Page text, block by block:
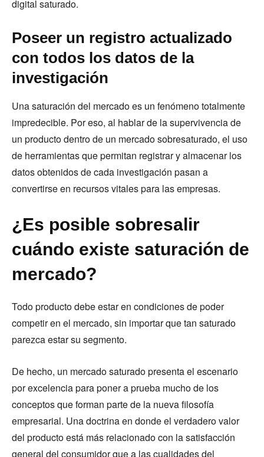
digital saturado.
Poseer un registro actualizado
con todos los datos de la
investigación
Una saturación del mercado es un fenómeno totalmente
impredecible. Por eso, al hablar de la supervivencia de
un producto dentro de un mercado sobresaturado, el uso
de herramientas que permitan registrar y almacenar los
datos obtenidos de cada investigación pasan a
convertirse en recursos vitales para las empresas.
¿Es posible sobresalir
cuándo existe saturación de
mercado?
Todo producto debe estar en condiciones de poder
competir en el mercado, sin importar que tan saturado
parezca estar su segmento.
De hecho, un mercado saturado presenta el escenario
por excelencia para poner a prueba mucho de los
conceptos que forman parte de la nueva filosofía
empresarial. Una doctrina en donde el verdadero valor
del producto está más relacionado con la satisfacción
general del consumidor que a las cualidades del